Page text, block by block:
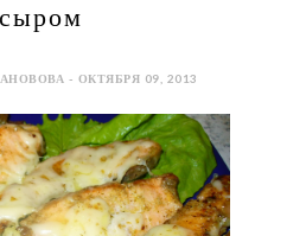
сыром
- ОКТЯБРЯ 09, 2013